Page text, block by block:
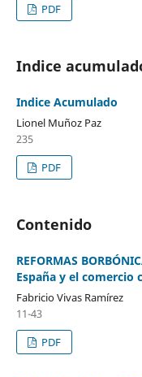
PDF
Indice
Indice Acumulado
Lionel Muñoz Paz
235
PDF
Contenido
REFORMAS
España y el comercio
Fabricio Vivas Ramírez
11-43
PDF